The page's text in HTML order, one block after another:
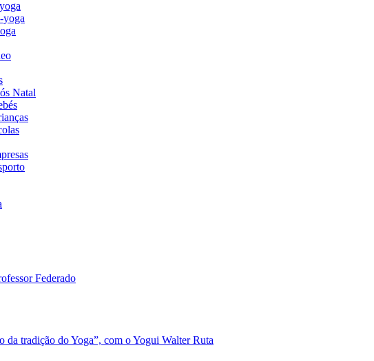
yoga
Natal
Federado
da tradição do Yoga”, com o Yogui Walter Ruta